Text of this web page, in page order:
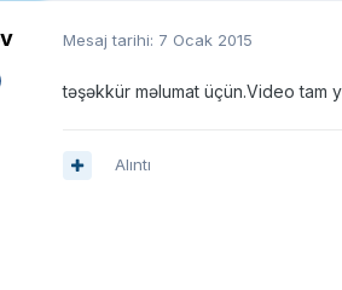
Mesaj tarihi: 7 Ocak 2015
təşəkkür məlumat üçün.Video tam
Alıntı